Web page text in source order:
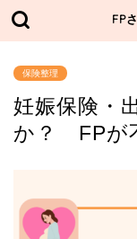
FP
保険整理
妊娠保険・
か？ FPが